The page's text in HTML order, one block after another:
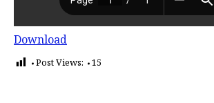
Download
Post Views: 15